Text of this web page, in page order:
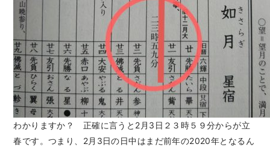
わかりますか？ 正確に言うと2月3日２３時５９分からが立
春です。つまり、2月3日の日中はまだ前年の2020年となるん